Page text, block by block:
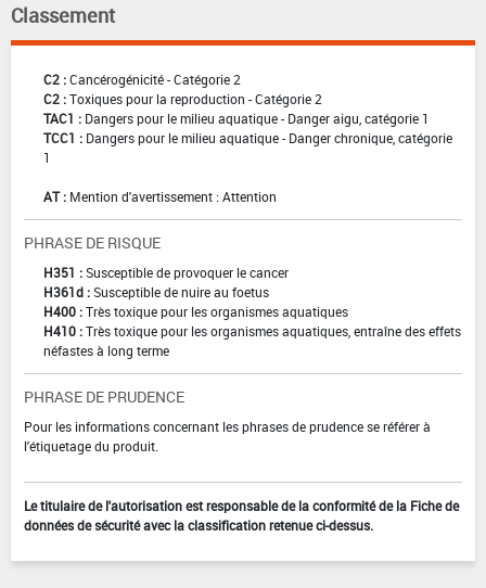
Classement
C2 :Cancérogénicité - Catégorie 2
C2 :Toxiques pour la reproduction - Catégorie 2
TAC1 : Dangers pour le milieu aquatique - Danger aigu, catégorie 1
TCC1 : Dangers pour le milieu aquatique - Danger chronique, catégorie
1
AT : Mention d'avertissement : Attention
PHRASE DE RISQUE
H351 :Susceptible de provoquer le cancer
H361d :Susceptible de nuire au foetus
H400 :Très toxique pour les organismes aquatiques
H410 :Très toxique pour les organismes aquatiques, entraîne des effets
néfastes à long terme
PHRASE DE PRUDENCE
Pour les informations concernant les phrases de prudence se référer à
l'étiquetage du produit.
Le titulaire de l'autorisation est responsable de la conformité de la Fiche de
données de sécurité avec la classification retenue ci-dessus.